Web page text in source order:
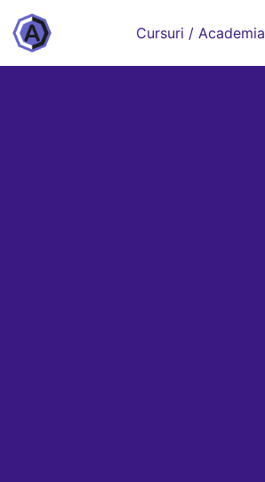
Cursuri / Academia